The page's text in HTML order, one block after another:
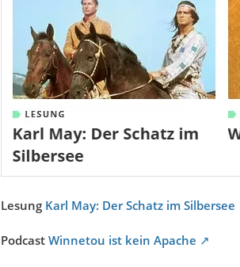
Lesung Karl May: Der Schatz im Silbersee
Podcast Winnetou ist kein Apache